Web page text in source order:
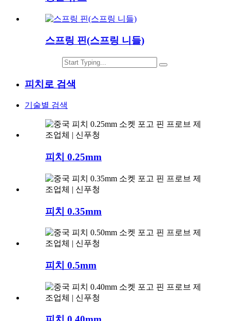
스프링 핀(스프링 니들)
피치로 검색
기술별 검색
피치 0.25mm
피치 0.35mm
피치 0.5mm